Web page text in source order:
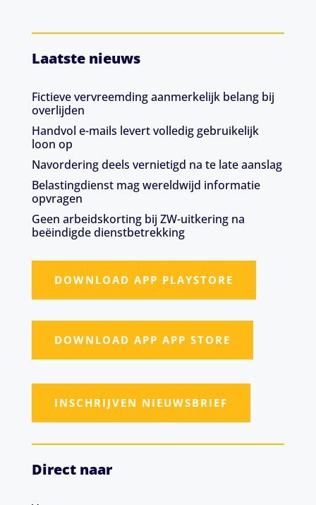
Laatste nieuws
Fictieve vervreemding aanmerkelijk belang bij
overlijden
Handvol e-mails levert volledig gebruikelijk
loon op
Navordering deels vernietigd na te late aanslag
Belastingdienst mag wereldwijd informatie
opvragen
Geen arbeidskorting bij ZW-uitkering na
beëindigde dienstbetrekking
DOWNLOAD APP PLAYSTORE
DOWNLOAD APP APP STORE
INSCHRIJVEN NIEUWSBRIEF
Direct naar